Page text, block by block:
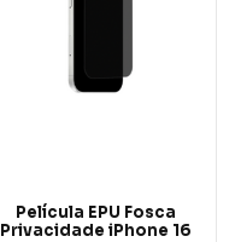
Película EPU Fosca
Privacidade iPhone 16